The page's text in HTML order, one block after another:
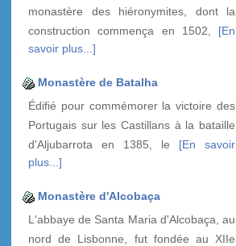
monastère des hiéronymites, dont la
construction commença en 1502, [En
savoir plus...]
Monastère de Batalha
Édifié pour commémorer la victoire des
Portugais sur les Castillans à la bataille
d'Aljubarrota en 1385, le [En savoir
plus...]
Monastère d'Alcobaça
L'abbaye de Santa Maria d'Alcobaça, au
nord de Lisbonne, fut fondée au XIIe